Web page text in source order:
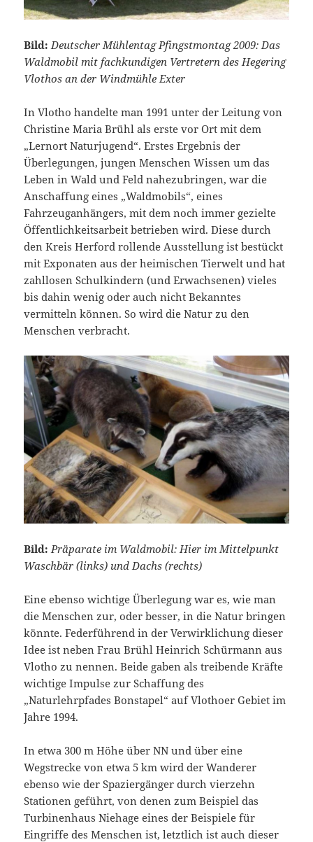
Bild: Deutscher Mühlentag Pfingstmontag 2009: Das
Waldmobil mit fachkundigen Vertretern des Hegering
Vlothos an der Windmühle Exter
In Vlotho handelte man 1991 unter der Leitung von
Christine Maria Brühl als erste vor Ort mit dem
„Lernort Naturjugend“. Erstes Ergebnis der
Überlegungen, jungen Menschen Wissen um das
Leben in Wald und Feld nahezubringen, war die
Anschaffung eines „Waldmobils“, eines
Fahrzeuganhängers, mit dem noch immer gezielte
Öffentlichkeitsarbeit betrieben wird. Diese durch
den Kreis Herford rollende Ausstellung ist bestückt
mit Exponaten aus der heimischen Tierwelt und hat
zahllosen Schulkindern (und Erwachsenen) vieles
bis dahin wenig oder auch nicht Bekanntes
vermitteln können. So wird die Natur zu den
Menschen verbracht.
Bild: Präparate im Waldmobil: Hier im Mittelpunkt
Waschbär (links) und Dachs (rechts)
Eine ebenso wichtige Überlegung war es, wie man
die Menschen zur, oder besser, in die Natur bringen
könnte. Federführend in der Verwirklichung dieser
Idee ist neben Frau Brühl Heinrich Schürmann aus
Vlotho zu nennen. Beide gaben als treibende Kräfte
wichtige Impulse zur Schaffung des
„Naturlehrpfades Bonstapel“ auf Vlothoer Gebiet im
Jahre 1994.
In etwa 300 m Höhe über NN und über eine
Wegstrecke von etwa 5 km wird der Wanderer
ebenso wie der Spaziergänger durch vierzehn
Stationen geführt, von denen zum Beispiel das
Turbinenhaus Niehage eines der Beispiele für
Eingriffe des Menschen ist, letztlich ist auch dieser